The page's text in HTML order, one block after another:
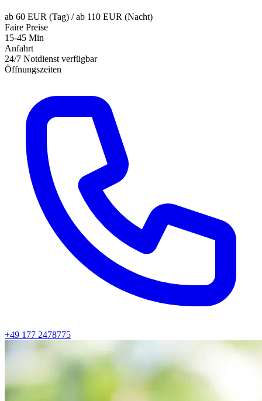
ab 60 EUR (Tag) / ab 110 EUR (Nacht)
Faire Preise
15-45 Min
Anfahrt
24/7 Notdienst verfügbar
Öffnungszeiten
+49 177 2478775